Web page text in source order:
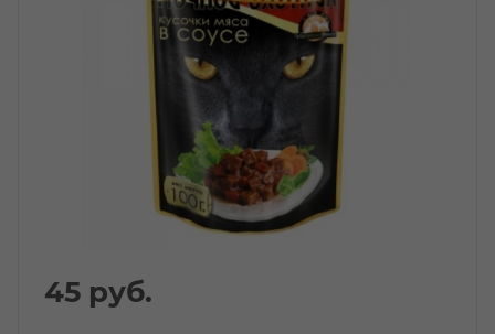
45 руб.